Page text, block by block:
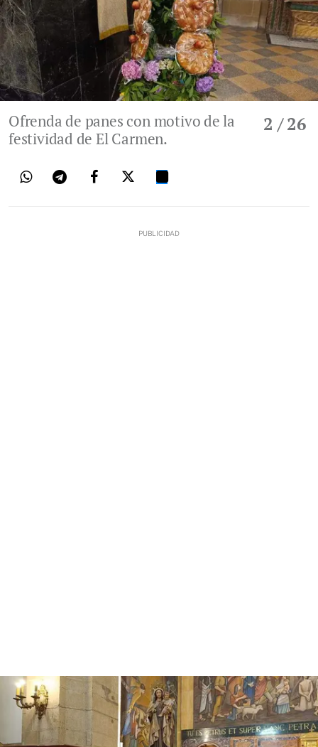
2 / 26
Ofrenda de panes con motivo de la
festividad de El Carmen.